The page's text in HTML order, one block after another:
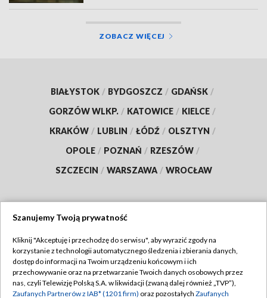
ZOBACZ WIĘCEJ
BIAŁYSTOK / BYDGOSZCZ / GDAŃSK /
GORZÓW WLKP. / KATOWICE / KIELCE /
KRAKÓW / LUBLIN / ŁÓDŹ / OLSZTYN /
OPOLE / POZNAŃ / RZESZÓW /
SZCZECIN / WARSZAWA / WROCŁAW
TVP
Abonament TVP
Emisja w TVP
Regulamin TVP
Polityka prywatności
Szanujemy Twoją prywatność
Kliknij "Akceptuję i przechodzę do serwisu", aby wyrazić zgody na
korzystanie z technologii automatycznego śledzenia i zbierania danych,
dostęp do informacji na Twoim urządzeniu końcowym i ich
przechowywanie oraz na przetwarzanie Twoich danych osobowych przez
nas, czyli Telewizję Polską S.A. w likwidacji (zwaną dalej również „TVP”),
Zaufanych Partnerów z IAB* (1201 firm) oraz pozostałych Zaufanych